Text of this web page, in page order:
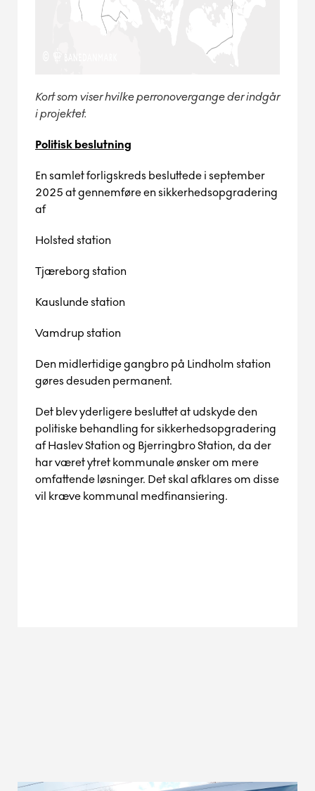
Kort som viser hvilke perronovergange der indgår
i projektet.
Politisk beslutning
En samlet forligskreds besluttede i september
2025 at gennemføre en sikkerhedsopgradering
af
Holsted station
Tjæreborg station
Kauslunde station
Vamdrup station
Den midlertidige gangbro på Lindholm station
gøres desuden permanent.
Det blev yderligere besluttet at udskyde den
politiske behandling for sikkerhedsopgradering
af Haslev Station og Bjerringbro Station, da der
har været ytret kommunale ønsker om mere
omfattende løsninger. Det skal afklares om disse
vil kræve kommunal medfinansiering.